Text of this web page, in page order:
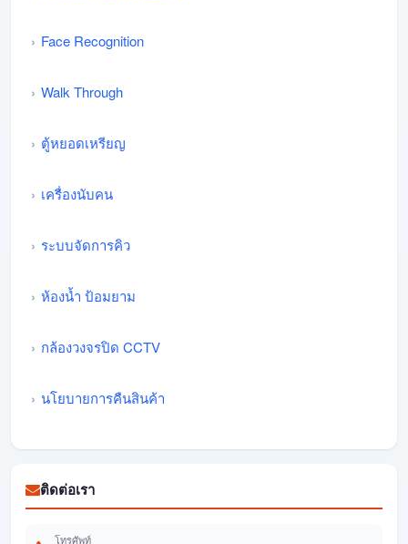
Face Recognition
Walk Through
ตู้หยอดเหรียญ
เครื่องนับคน
ระบบจัดการคิว
ห้องน้ำ ป้อมยาม
กล้องวงจรปิด CCTV
นโยบายการคืนสินค้า
ติดต่อเรา
โทรศัพท์